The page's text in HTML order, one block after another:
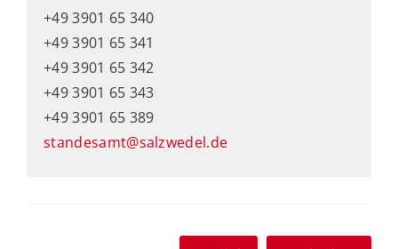
+49 3901 65 340
+49 3901 65 341
+49 3901 65 342
+49 3901 65 343
+49 3901 65 389
standesamt@salzwedel.de